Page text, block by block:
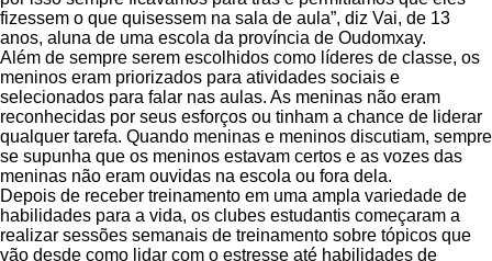
fizessem o que quisessem na sala de aula”, diz Vai, de 13
anos, aluna de uma escola da província de Oudomxay.
Além de sempre serem escolhidos como líderes de classe, os
meninos eram priorizados para atividades sociais e
selecionados para falar nas aulas. As meninas não eram
reconhecidas por seus esforços ou tinham a chance de liderar
qualquer tarefa. Quando meninas e meninos discutiam, sempre
se supunha que os meninos estavam certos e as vozes das
meninas não eram ouvidas na escola ou fora dela.
Depois de receber treinamento em uma ampla variedade de
habilidades para a vida, os clubes estudantis começaram a
realizar sessões semanais de treinamento sobre tópicos que
vão desde como lidar com o estresse até habilidades de